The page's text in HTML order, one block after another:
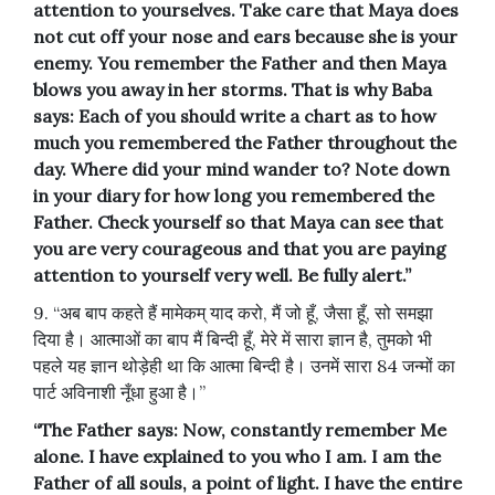
attention to yourselves. Take care that Maya does
not cut off your nose and ears because she is your
enemy. You remember the Father and then Maya
blows you away in her storms. That is why Baba
says: Each of you should write a chart as to how
much you remembered the Father throughout the
day. Where did your mind wander to? Note down
in your diary for how long you remembered the
Father. Check yourself so that Maya can see that
you are very courageous and that you are paying
attention to yourself very well. Be fully alert.”
9. “अब बाप कहते हैं मामेकम् याद करो, मैं जो हूँ, जैसा हूँ, सो समझा
दिया है। आत्माओं का बाप मैं बिन्दी हूँ, मेरे में सारा ज्ञान है, तुमको भी
पहले यह ज्ञान थोड़ेही था कि आत्मा बिन्दी है। उनमें सारा 84 जन्मों का
पार्ट अविनाशी नूँधा हुआ है।”
“The Father says: Now, constantly remember Me
alone. I have explained to you who I am. I am the
Father of all souls, a point of light. I have the entire